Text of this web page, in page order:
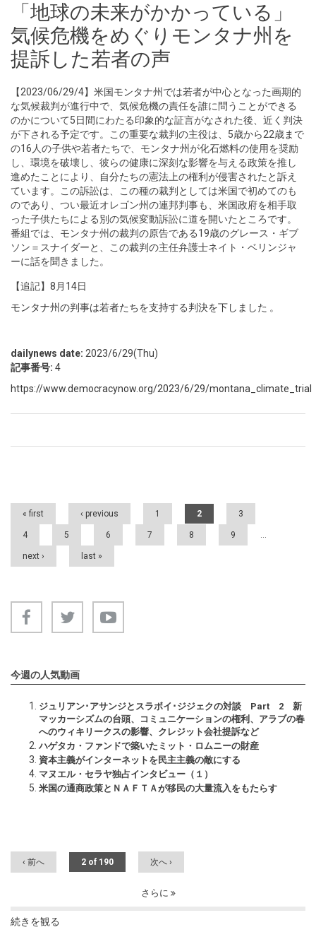
「地球の未来がかかっている」
気候危機をめぐりモンタナ州を
提訴した若者の声
【2023/06/29/4】米国モンタナ州では若者が中心となった画期的
な気候裁判が進行中で、気候危機の責任を誰に問うことができる
のかについて5日間にわたる印象的な証言がなされた後、近く判決
が下される予定です。この重要な裁判の主役は、5歳から22歳まで
の16人の子供や若者たちで、モンタナ州が化石燃料の使用を奨励
し、環境を破壊し、彼らの健康に深刻な影響を与える政策を推し
進めたことにより、自分たちの憲法上の権利が侵害されたと訴え
ています。この訴訟は、この種の裁判としては米国で初めてのも
のであり、つい最近オレゴン州の連邦判事も、米国政府を相手取
った子供たちによる別の気候変動訴訟に道を開いたところです。
番組では、モンタナ州の裁判の原告である19歳のグレース・ギブ
ソン＝スナイダーと、この裁判の主任弁護士ネイト・ベリンジャ
ーに話を聞きました。
【追記】8月14日
モンタナ州の判事は若者たちを支持する判決を下しました 。
dailynews date: 2023/6/29(Thu)
記事番号: 4
https://www.democracynow.org/2023/6/29/montana_climate_trial
« first ‹ previous 1 2 3
4 5 6 7 8 9 …
next › last »
今週の人気動画
ジュリアン･アサンジとスラボイ･ジジェクの対談 Part 2 新
マッカーシズムの台頭、コミュニケーションの権利、アラブの春
へのウィキリークスの影響、クレジット会社提訴など
ハゲタカ・ファンドで築いたミット・ロムニーの財産
資本主義がインターネットを民主主義の敵にする
マヌエル・セラヤ独占インタビュー（１）
米国の通商政策とＮＡＦＴＡが移民の大量流入をもたらす
‹ 前へ 2 of 190 次へ ›
さらに
続きを観る